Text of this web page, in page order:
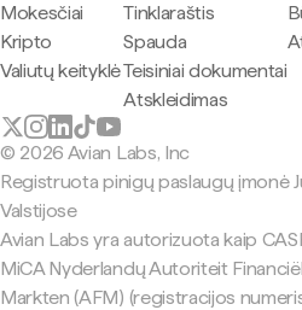
Mokesčiai
Kripto
Valiutų keityklė
Tinklaraštis
Spauda
Teisiniai dokumentai
Atskleidimas
© 2026 Avian Labs, Inc
Registruota pinigų paslaugų įmonė
Valstijose
Avian Labs yra autorizuota kaip
MiCA Nyderlandų Autoriteit
Markten (AFM) (registracijos